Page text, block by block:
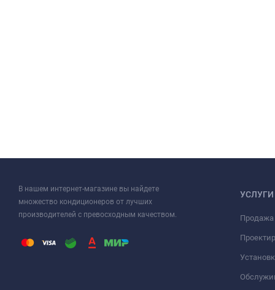
В нашем интернет-магазине вы найдете
множество кондиционеров от лучших
производителей с превосходным качеством.
УСЛУГИ
Продажа